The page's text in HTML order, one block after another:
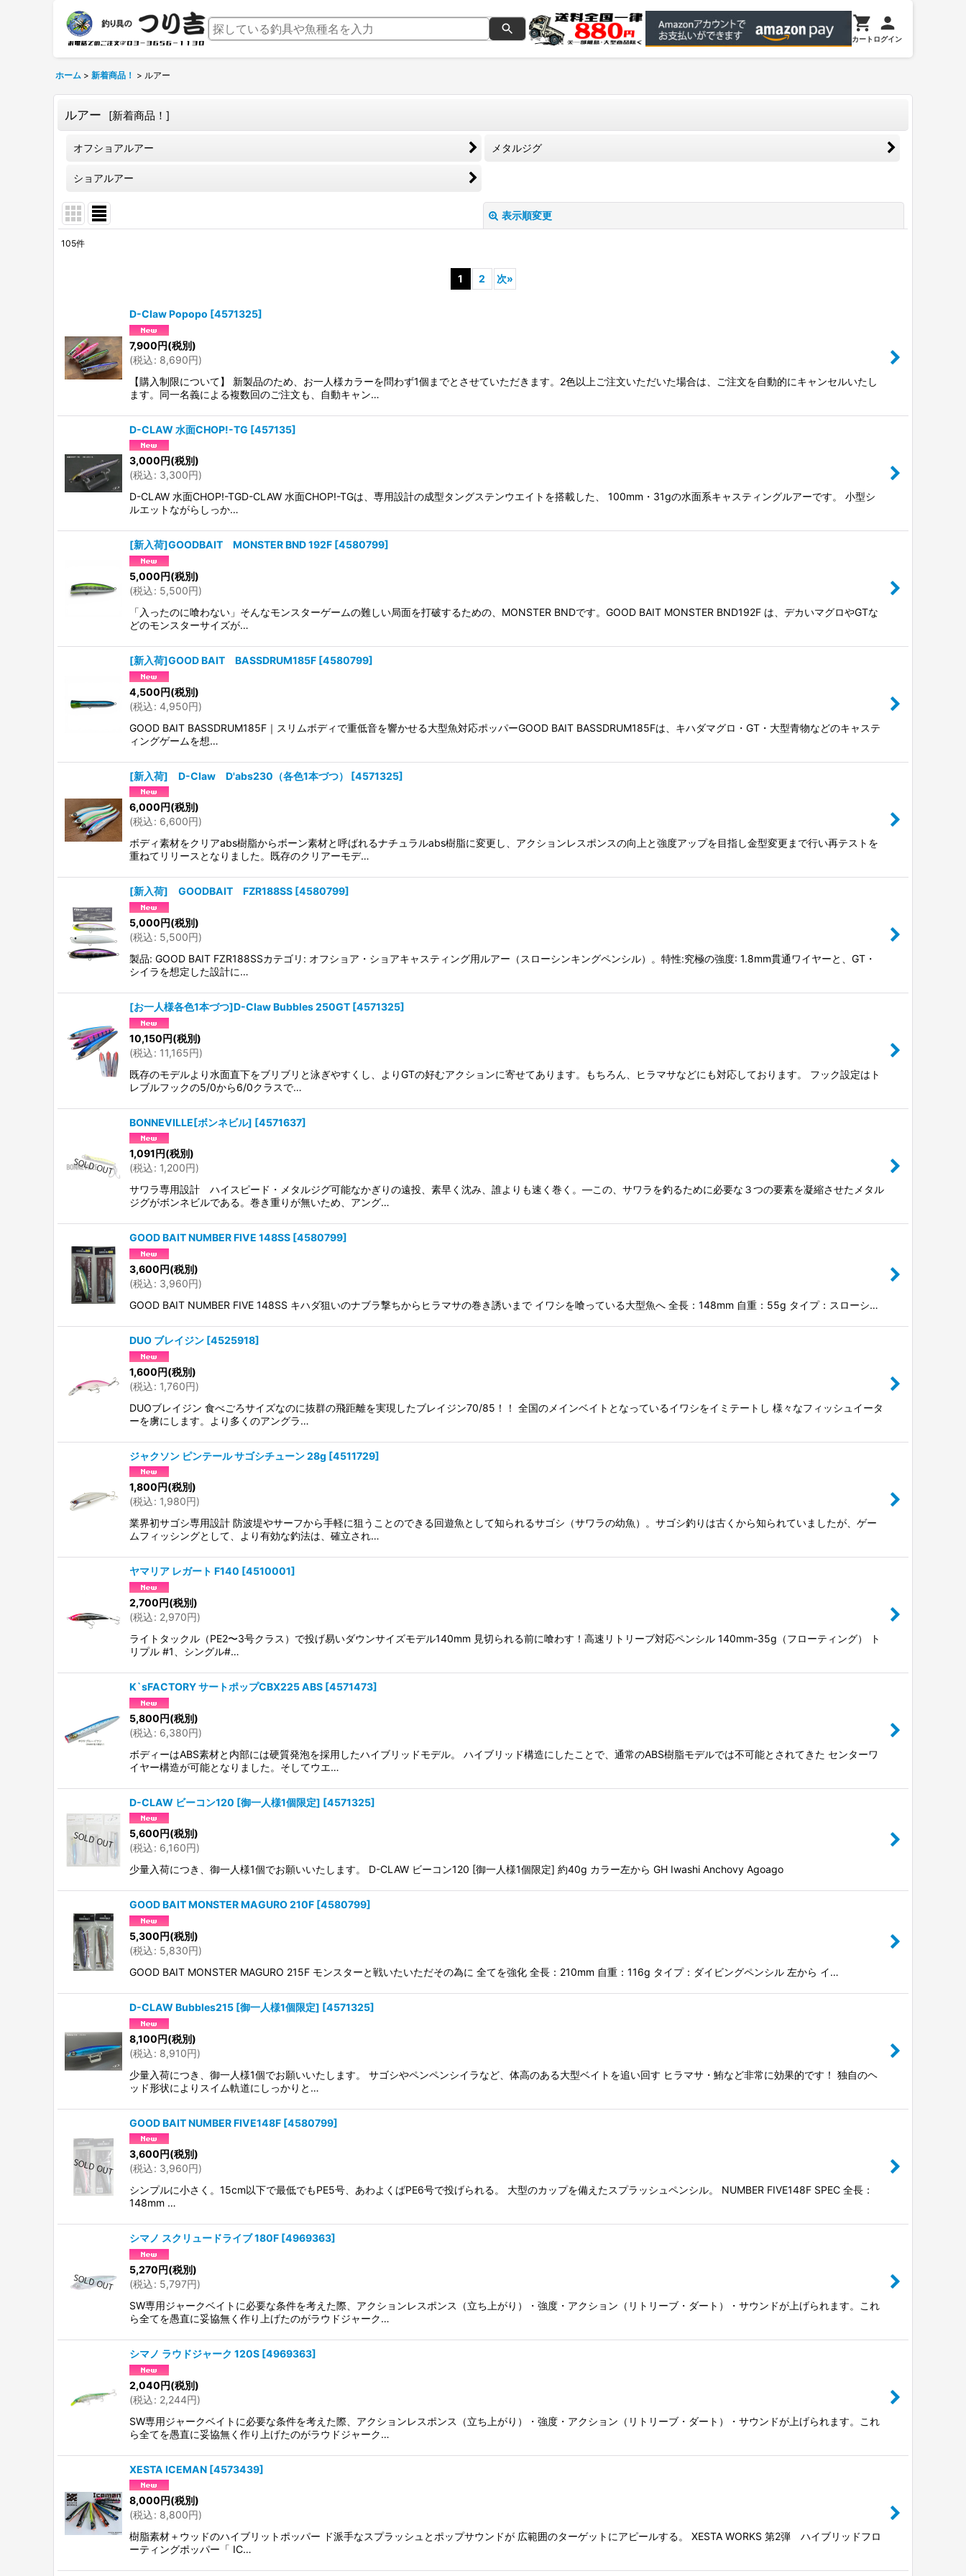
カート ログイン
ホーム > 新着商品！ > ルアー
ルアー [新着商品！ ]
オフショアルアー メタルジグ
ショアルアー
表示順変更
並び順:
絞り込む
105件
1 2 次»
D-Claw Popopo [4571325]
7,900円(税別)
(税込: 8,690円)
【購入制限について】 新製品のため、お一人様カラーを問わず1個までとさせていただきます。2色以上ご注文いただいた場合は、ご注文を自動的にキャンセルいたし
ます。同一名義による複数回のご注文も、自動キャン…
D-CLAW 水面CHOP!-TG [457135]
3,000円(税別)
(税込: 3,300円)
D-CLAW 水面CHOP!-TGD-CLAW 水面CHOP!-TGは、専用設計の成型タングステンウエイトを搭載した、 100mm・31gの水面系キャスティングルアーです。 小型シ
ルエットながらしっか…
[新入荷]GOODBAIT MONSTER BND 192F [4580799]
5,000円(税別)
(税込: 5,500円)
「入ったのに喰わない」そんなモンスターゲームの難しい局面を打破するための、MONSTER BNDです。GOOD BAIT MONSTER BND192F は、デカいマグロやGTな
どのモンスターサイズが…
[新入荷]GOOD BAIT BASSDRUM185F [4580799]
4,500円(税別)
(税込: 4,950円)
GOOD BAIT BASSDRUM185F｜スリムボディで重低音を響かせる大型魚対応ポッパーGOOD BAIT BASSDRUM185Fは、キハダマグロ・GT・大型青物などのキャステ
ィングゲームを想…
[新入荷] D-Claw D'abs230（各色1本づつ） [4571325]
6,000円(税別)
(税込: 6,600円)
ボディ素材をクリアabs樹脂からボーン素材と呼ばれるナチュラルabs樹脂に変更し、アクションレスポンスの向上と強度アップを目指し金型変更まで行い再テストを
重ねてリリースとなりました。既存のクリアーモデ…
[新入荷] GOODBAIT FZR188SS [4580799]
5,000円(税別)
(税込: 5,500円)
製品: GOOD BAIT FZR188SSカテゴリ: オフショア・ショアキャスティング用ルアー（スローシンキングペンシル）。特性:究極の強度: 1.8mm貫通ワイヤーと、GT・
シイラを想定した設計に…
[お一人様各色1本づつ]D-Claw Bubbles 250GT [4571325]
10,150円(税別)
(税込: 11,165円)
既存のモデルより水面直下をブリブリと泳ぎやすくし、よりGTの好むアクションに寄せてあります。もちろん、ヒラマサなどにも対応しております。 フック設定はト
レブルフックの5/0から6/0クラスで…
BONNEVILLE[ボンネビル] [4571637]
1,091円(税別)
(税込: 1,200円)
サワラ専用設計 ハイスピード・メタルジグ可能なかぎりの遠投、素早く沈み、誰よりも速く巻く。―この、サワラを釣るために必要な３つの要素を凝縮させたメタル
ジグがボンネビルである。巻き重りが無いため、アング…
GOOD BAIT NUMBER FIVE 148SS [4580799]
3,600円(税別)
(税込: 3,960円)
GOOD BAIT NUMBER FIVE 148SS キハダ狙いのナブラ撃ちからヒラマサの巻き誘いまで イワシを喰っている大型魚へ 全長：148mm 自重：55g タイプ：スローシ…
DUO ブレイジン [4525918]
1,600円(税別)
(税込: 1,760円)
DUOブレイジン 食べごろサイズなのに抜群の飛距離を実現したブレイジン70/85！！ 全国のメインベイトとなっているイワシをイミテートし 様々なフィッシュイータ
ーを虜にします。より多くのアングラ…
ジャクソン ピンテール サゴシチューン 28g [4511729]
1,800円(税別)
(税込: 1,980円)
業界初サゴシ専用設計 防波堤やサーフから手軽に狙うことのできる回遊魚として知られるサゴシ（サワラの幼魚）。サゴシ釣りは古くから知られていましたが、ゲー
ムフィッシングとして、より有効な釣法は、確立され…
ヤマリア レガート F140 [4510001]
2,700円(税別)
(税込: 2,970円)
ライトタックル（PE2〜3号クラス）で投げ易いダウンサイズモデル140mm 見切られる前に喰わす！高速リトリーブ対応ペンシル 140mm-35g（フローティング） ト
リプル #1、シングル#…
K`sFACTORY サートポップCBX225 ABS [4571473]
5,800円(税別)
(税込: 6,380円)
ボディーはABS素材と内部には硬質発泡を採用したハイブリッドモデル。 ハイブリッド構造にしたことで、通常のABS樹脂モデルでは不可能とされてきた センターワ
イヤー構造が可能となりました。そしてウエ…
D-CLAW ビーコン120 [御一人様1個限定] [4571325]
5,600円(税別)
(税込: 6,160円)
少量入荷につき、御一人様1個でお願いいたします。 D-CLAW ビーコン120 [御一人様1個限定] 約40g カラー左から GH Iwashi Anchovy Agoago
GOOD BAIT MONSTER MAGURO 210F [4580799]
5,300円(税別)
(税込: 5,830円)
GOOD BAIT MONSTER MAGURO 215F モンスターと戦いたいただその為に 全てを強化 全長：210mm 自重：116g タイプ：ダイビングペンシル 左から イ…
D-CLAW Bubbles215 [御一人様1個限定] [4571325]
8,100円(税別)
(税込: 8,910円)
少量入荷につき、御一人様1個でお願いいたします。 サゴシやペンペンシイラなど、体高のある大型ベイトを追い回す ヒラマサ・鮪など非常に効果的です！ 独自のヘ
ッド形状によりスイム軌道にしっかりと…
GOOD BAIT NUMBER FIVE148F [4580799]
3,600円(税別)
(税込: 3,960円)
シンプルに小さく。15cm以下で最低でもPE5号、あわよくばPE6号で投げられる。 大型のカップを備えたスプラッシュペンシル。 NUMBER FIVE148F SPEC 全長：
148mm …
シマノ スクリュードライブ 180F [4969363]
5,270円(税別)
(税込: 5,797円)
SW専用ジャークベイトに必要な条件を考えた際、アクションレスポンス（立ち上がり）・強度・アクション（リトリーブ・ダート）・サウンドが上げられます。これ
ら全てを愚直に妥協無く作り上げたのがラウドジャーク…
シマノ ラウドジャーク 120S [4969363]
2,040円(税別)
(税込: 2,244円)
SW専用ジャークベイトに必要な条件を考えた際、アクションレスポンス（立ち上がり）・強度・アクション（リトリーブ・ダート）・サウンドが上げられます。これ
ら全てを愚直に妥協無く作り上げたのがラウドジャーク…
XESTA ICEMAN [4573439]
8,000円(税別)
(税込: 8,800円)
樹脂素材＋ウッドのハイブリットポッパー ド派手なスプラッシュとポップサウンドが 広範囲のターゲットにアピールする。 XESTA WORKS 第2弾 ハイブリッドフロ
ーティングポッパー「 IC…